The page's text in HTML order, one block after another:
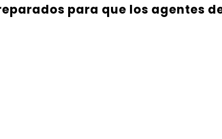
para que los agentes